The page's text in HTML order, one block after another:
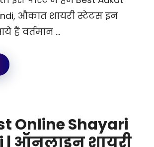
औकात शायरी स्टेटस इन
हैं वर्तमान …
Online Shayari
| ऑनलाइन शायरी